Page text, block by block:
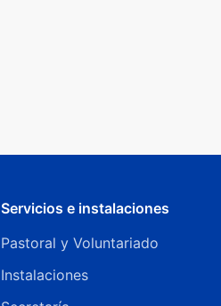
Servicios e instalaciones
Pastoral y Voluntariado
Instalaciones